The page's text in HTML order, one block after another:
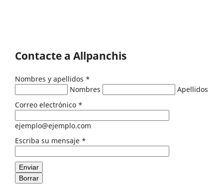
Contacte a Allpanchis
Nombres y apellidos *
Nombres
Apellidos
Correo electrónico *
ejemplo@ejemplo.com
Escriba su mensaje *
Enviar
Borrar